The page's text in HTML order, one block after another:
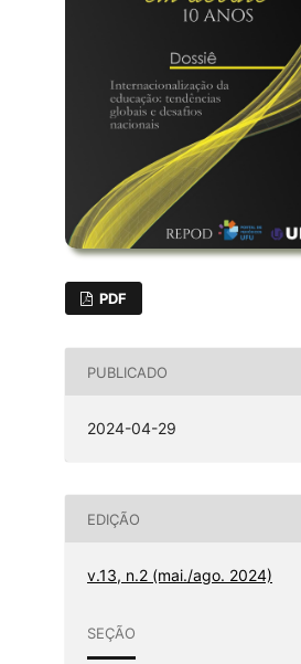
PDF
PUBLICADO
2024-04-29
EDIÇÃO
v.13, n.2 (mai./ago. 2024)
SEÇÃO